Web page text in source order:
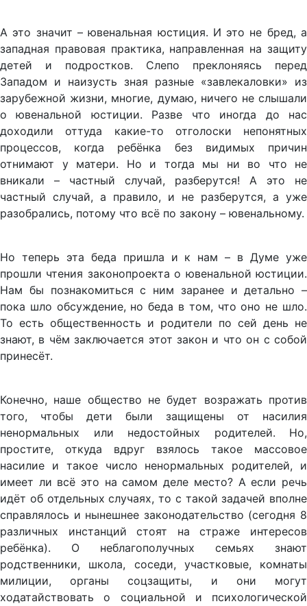
А это значит – ювенальная юстиция. И это не бред, а
западная правовая практика, направленная на защиту
детей и подростков. Слепо преклоняясь перед
Западом и наизусть зная разные «завлекаловки» из
зарубежной жизни, многие, думаю, ничего не слышали
о ювенальной юстиции. Разве что иногда до нас
доходили оттуда какие-то отголоски непонятных
процессов, когда ребёнка без видимых причин
отнимают у матери. Но и тогда мы ни во что не
вникали – частный случай, разберутся! А это не
частный случай, а правило, и не разберутся, а уже
разобрались, потому что всё по закону – ювенальному.
Но теперь эта беда пришла и к нам – в Думе уже
прошли чтения законопроекта о ювенальной юстиции.
Нам бы познакомиться с ним заранее и детально –
пока шло обсуждение, но беда в том, что оно не шло.
То есть общественность и родители по сей день не
знают, в чём заключается этот закон и что он с собой
принесёт.
Конечно, наше общество не будет возражать против
того, чтобы дети были защищены от насилия
ненормальных или недостойных родителей. Но,
простите, откуда вдруг взялось такое массовое
насилие и такое число ненормальных родителей, и
имеет ли всё это на самом деле место? А если речь
идёт об отдельных случаях, то с такой задачей вполне
справлялось и нынешнее законодательство (сегодня 8
различных инстанций стоят на страже интересов
ребёнка). О неблагополучных семьях знают
родственники, школа, соседи, участковые, комнаты
милиции, органы соцзащиты, и они могут
ходатайствовать о социальной и психологической